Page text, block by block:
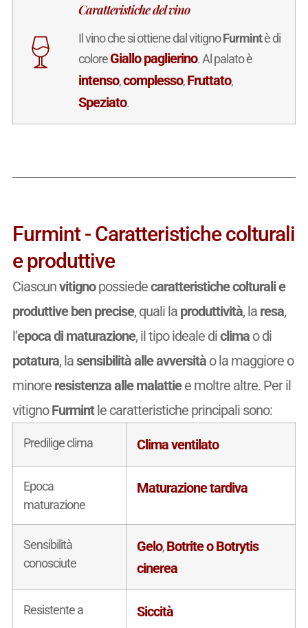
Caratteristiche del vino
Il vino che si ottiene dal vitignoFurmintè di
coloreGiallo paglierino. Al palato è
intenso,complesso,Fruttato,
Speziato.
Furmint - Caratteristiche colturali
e produttive
Ciascunvitignopossiedecaratteristiche colturali e
produttive ben precise, quali la produttività, la resa,
l’epoca di maturazione, il tipo ideale diclimao di
potatura, lasensibilità alle avversitào la maggiore o
minore resistenza alle malattiee moltre altre. Per il
vitignoFurmintle caratteristiche principali sono:
Predilige clima Clima ventilato
Epoca
maturazione
Maturazione tardiva
Sensibilità
conosciute
Gelo,Botrite o Botrytis
cinerea
Resistente a Siccità